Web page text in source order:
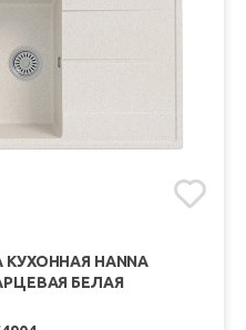
КУХОННАЯ HANNA
БЕЛАЯ